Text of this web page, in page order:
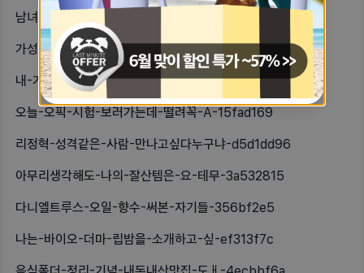
남녀의-자위에-대한-연구를-뇌과학자가-8f16a641
가성비-굿이었던-쿠팡템-추천세타필-바-8e5b482
내-가성비템-다이소-파우더항상-비싸게-c24c7f3
오늘-오픽-시험-보러가는데-떨려꼭-A-15fad169
리정혁-성격같은-사람-만나고싶다누구냐-d5d1dd96
아무리생각해도-나의-잘산템은-요-테무-3a532815
다니엘트루스-오일-향수-써본-자기들-356bf2e5
나는-바이오-더마-립밤을-소개하고-싶-ef313f7c